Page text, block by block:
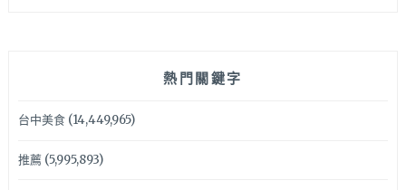
熱門關鍵字
台中美食(14,449,965)
推薦(5,995,893)